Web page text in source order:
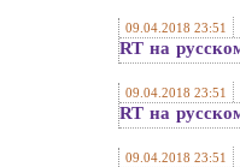
09.04.2018 23:51
RT на
09.04.2018 23:51
RT на
09.04.2018 23:51